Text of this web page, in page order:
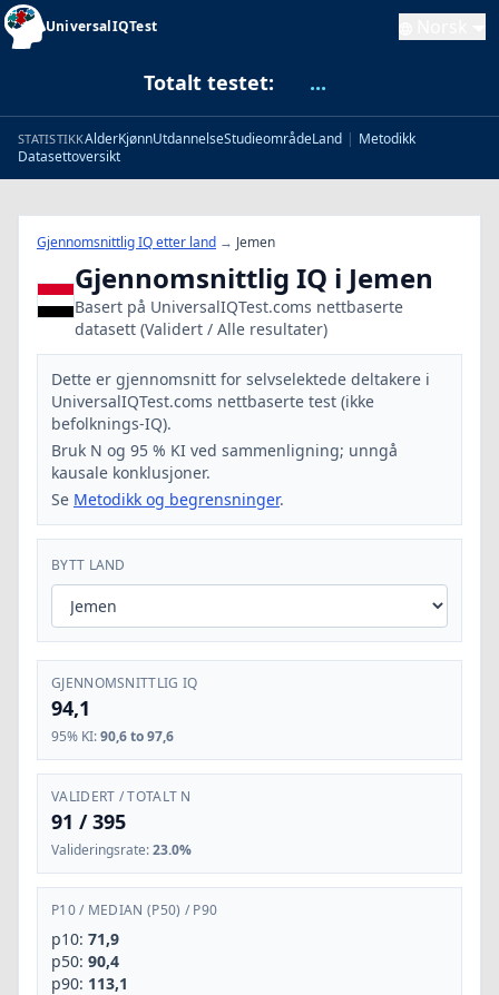
UniversalIQTest
Totalt testet: ...
STATISTIKKAlderKjønnUtdannelseStudieområdeLand | Metodikk
Datasettoversikt
Gjennomsnittlig IQ etter land → Jemen
Gjennomsnittlig IQ i Jemen
Basert på UniversalIQTest.coms nettbaserte
datasett (Validert / Alle resultater)
Dette er gjennomsnitt for selvselektede deltakere i
UniversalIQTest.coms nettbaserte test (ikke
befolknings-IQ).
Bruk N og 95 % KI ved sammenligning; unngå
kausale konklusjoner.
Se Metodikk og begrensninger.
BYTT LAND
GJENNOMSNITTLIG IQ
94,1
95% KI:90,6 to 97,6
VALIDERT / TOTALT N
91 /395
Valideringsrate:23.0%
P10/ MEDIAN (P50) / P90
p10: 71,9
p50: 90,4
p90: 113,1